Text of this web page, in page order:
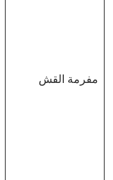
مفرمة القش